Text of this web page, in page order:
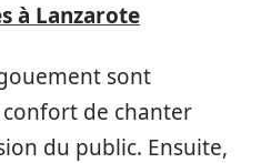
à Lanzarote
sont
confort de chanter
du public. Ensuite,